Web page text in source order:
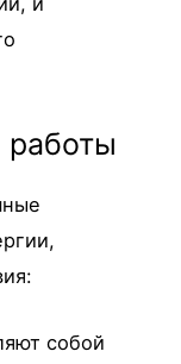
работы
собой